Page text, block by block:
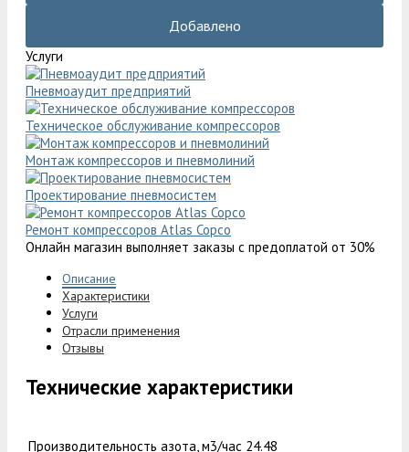
Добавлено
Услуги
Пневмоаудит предприятий
Техническое обслуживание компрессоров
Монтаж компрессоров и пневмолиний
Проектирование пневмосистем
Ремонт компрессоров Atlas Copco
Онлайн магазин выполняет заказы с предоплатой от 30%
Описание
Характеристики
Услуги
Отрасли применения
Отзывы
Технические характеристики
Производительность азота, м3/час 24.48